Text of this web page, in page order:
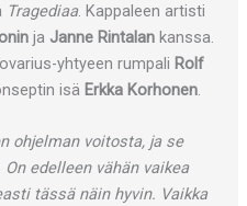
Tragediaa. Kappaleen artisti
ja Janne Rintalan kanssa.
yhtyeen rumpali Rolf
isä Erkka Korhonen.
ohjelman voitosta, ja se
edelleen vähän vaikea
tässä näin hyvin. Vaikka